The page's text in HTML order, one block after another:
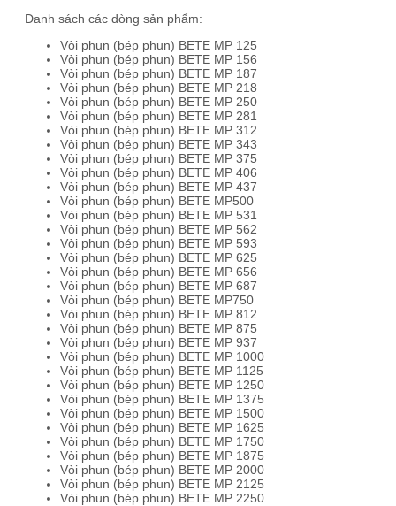
Danh sách các dòng sản phẩm:
Vòi phun (bép phun) BETE MP 125
Vòi phun (bép phun) BETE MP 156
Vòi phun (bép phun) BETE MP 187
Vòi phun (bép phun) BETE MP 218
Vòi phun (bép phun) BETE MP 250
Vòi phun (bép phun) BETE MP 281
Vòi phun (bép phun) BETE MP 312
Vòi phun (bép phun) BETE MP 343
Vòi phun (bép phun) BETE MP 375
Vòi phun (bép phun) BETE MP 406
Vòi phun (bép phun) BETE MP 437
Vòi phun (bép phun) BETE MP500
Vòi phun (bép phun) BETE MP 531
Vòi phun (bép phun) BETE MP 562
Vòi phun (bép phun) BETE MP 593
Vòi phun (bép phun) BETE MP 625
Vòi phun (bép phun) BETE MP 656
Vòi phun (bép phun) BETE MP 687
Vòi phun (bép phun) BETE MP750
Vòi phun (bép phun) BETE MP 812
Vòi phun (bép phun) BETE MP 875
Vòi phun (bép phun) BETE MP 937
Vòi phun (bép phun) BETE MP 1000
Vòi phun (bép phun) BETE MP 1125
Vòi phun (bép phun) BETE MP 1250
Vòi phun (bép phun) BETE MP 1375
Vòi phun (bép phun) BETE MP 1500
Vòi phun (bép phun) BETE MP 1625
Vòi phun (bép phun) BETE MP 1750
Vòi phun (bép phun) BETE MP 1875
Vòi phun (bép phun) BETE MP 2000
Vòi phun (bép phun) BETE MP 2125
Vòi phun (bép phun) BETE MP 2250